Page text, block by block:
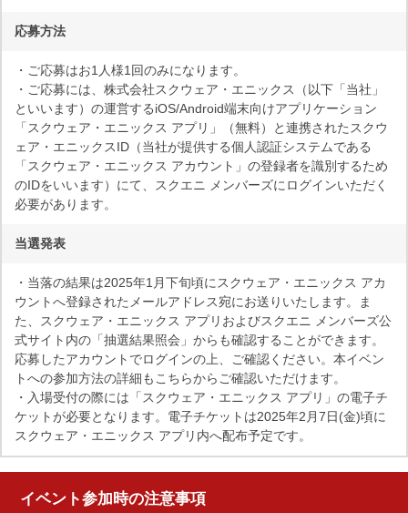
応募方法
・ご応募はお1人様1回のみになります。
・ご応募には、株式会社スクウェア・エニックス（以下「当社」
といいます）の運営するiOS/Android端末向けアプリケーション
「スクウェア・エニックス アプリ」（無料）と連携されたスクウ
ェア・エニックスID（当社が提供する個人認証システムである
「スクウェア・エニックス アカウント」の登録者を識別するため
のIDをいいます）にて、スクエニ メンバーズにログインいただく
必要があります。
当選発表
・当落の結果は2025年1月下旬頃にスクウェア・エニックス アカ
ウントへ登録されたメールアドレス宛にお送りいたします。ま
た、スクウェア・エニックス アプリおよびスクエニ メンバーズ公
式サイト内の「抽選結果照会」からも確認することができます。
応募したアカウントでログインの上、ご確認ください。本イベン
トへの参加方法の詳細もこちらからご確認いただけます。
・入場受付の際には「スクウェア・エニックス アプリ」の電子チ
ケットが必要となります。電子チケットは2025年2月7日(金)頃に
スクウェア・エニックス アプリ内へ配布予定です。
イベント参加時の注意事項